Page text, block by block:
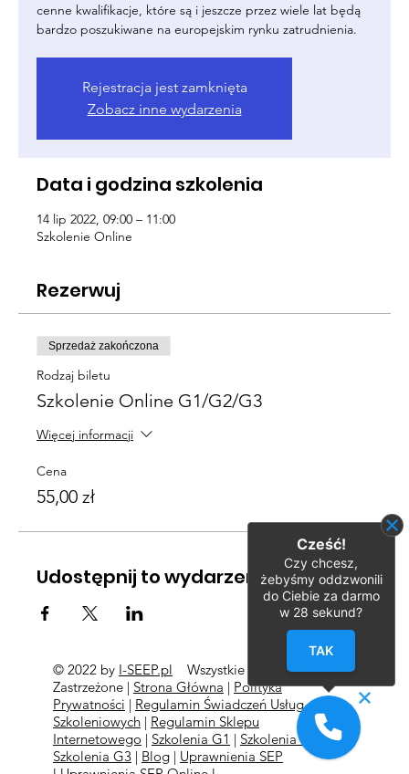
cenne kwalifikacje, które są i jeszcze przez wiele lat będą
bardzo poszukiwane na europejskim rynku zatrudnienia.
Rejestracja jest zamknięta
Zobacz inne wydarzenia
Data i godzina szkolenia
14 lip 2022, 09:00 – 11:00
Szkolenie Online
Rezerwuj
Sprzedaż zakończona
Rodzaj biletu
Szkolenie Online G1/G2/G3
Więcej informacji
Cena
55,00 zł
Udostępnij to wydarzenie
© 2022 by I-SEEP.pl
Wszystkie Prawa
Zastrzeżone | Strona Główna | Polityka
Prywatności | Regulamin Świadczeń Usług
Szkoleniowych| Regulamin Sklepu
Internetowego | Szkolenia G1 | Szkolenia G2
l
Szkolenia G3 | Blog| Uprawnienia SEP
Cześć!
Czy chcesz,
żebyśmy oddzwonili
do Ciebie za darmo
w 28 sekund?
TAK